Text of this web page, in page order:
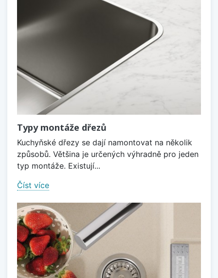
Typy montáže dřezů
Kuchyňské dřezy se dají namontovat na několik
způsobů. Většina je určených výhradně pro jeden
typ montáže. Existují...
Číst více